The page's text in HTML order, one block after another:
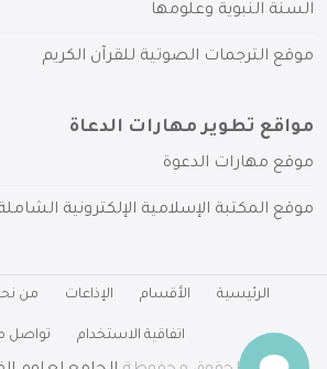
السنة النبوية وعلومها
موقع الترجمات الصوتية للقرآن الكريم
مواقع تطوير مهارات الدعاة
موقع مهارات الدعوة
موقع المكتبة الإسلامية الإلكترونية
الرئيسية الأقسام الإذاعات من
اتفاقية الاستخدام تواصل